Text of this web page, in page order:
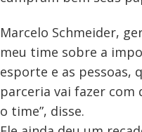
Marcelo Schmeider,
meu time sobre a
esporte e as pessoas,
parceria vai fazer com
o time”, disse.